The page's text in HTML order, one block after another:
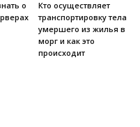
о
Кто осуществляет
транспортировку тела
умершего из жилья в
морг и как это
происходит